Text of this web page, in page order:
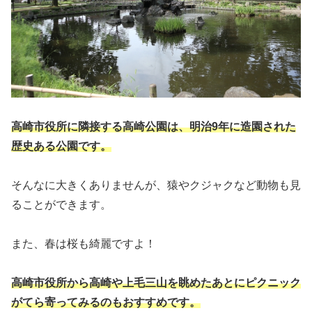
高崎市役所に隣接する高崎公園は、明治9年に造園された
歴史ある公園です。
そんなに大きくありませんが、猿やクジャクなど動物も見
ることができます。
また、春は桜も綺麗ですよ！
高崎市役所から高崎や上毛三山を眺めたあとにピクニック
がてら寄ってみるのもおすすめです。